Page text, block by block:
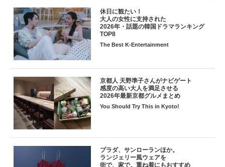
休日に観たい！
大人の女性に支持された
2026年・話題の韓国ドラマランキング
TOP8
The Best K-Entertainment
京都人 天野準子さんがナビゲート
感度の高い大人を満足させる
2026年最新京都グルメまとめ
You Should Try This in Kyoto!
プラダ、サンローランほか。
ランジェリー風ウェアを
街で、家で。重ね着にもおすすめ